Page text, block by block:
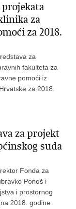
za
za 2018.
za
fakulteta za
pomoći iz
za 2018.
za projekt
suda
Fonda za
Ponoš i
i prostornog
2018. godine